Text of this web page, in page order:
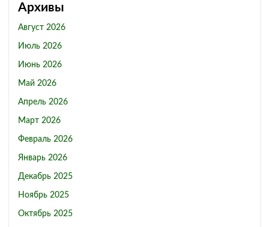
Архивы
Август 2026
Июль 2026
Июнь 2026
Май 2026
Апрель 2026
Март 2026
Февраль 2026
Январь 2026
Декабрь 2025
Ноябрь 2025
Октябрь 2025